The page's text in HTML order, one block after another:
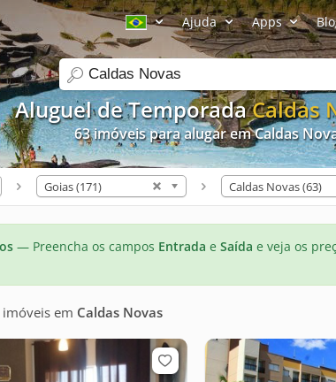
Aluguel de TemporadaCaldas
63 imóveis para alugar em Caldas
search
Ajuda Apps
Goias (171) Caldas Novas (63)
— Preencha os campos Entrada e Saída e veja os
em Caldas Novas